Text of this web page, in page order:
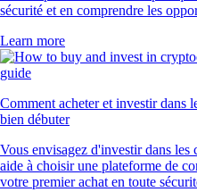
sécurité et en comprendre les
Learn more
Comment acheter et investir dans
bien débuter
Vous envisagez d'investir dans
aide à choisir une plateforme de
votre premier achat en toute